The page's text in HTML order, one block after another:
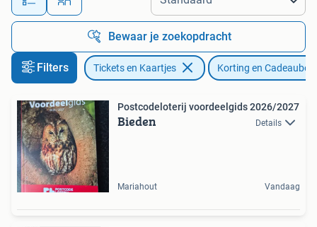
Bewaar je zoekopdracht
Filters Tickets en Kaartjes Korting en
Postcodeloterij voordeelgids 2026/2027
Bieden Details
Mariahout Vandaag